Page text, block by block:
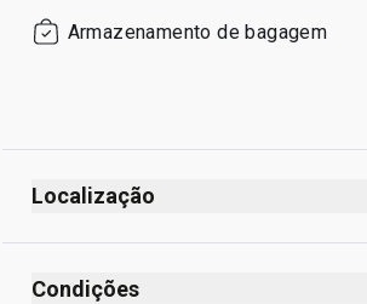
Armazenamento de bagagem
Localização
Condições